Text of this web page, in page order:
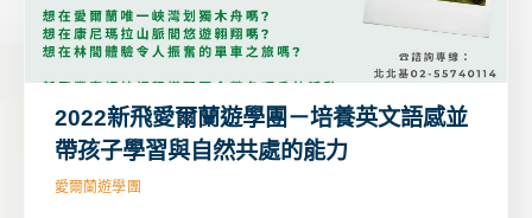
2022新飛愛爾蘭遊學團－培養英文語感並
帶孩子學習與自然共處的能力
愛爾蘭遊學團